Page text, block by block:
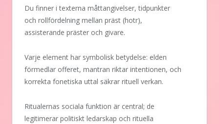
Du finner i texterna måttangivelser, tidpunkter
och rollfördelning mellan präst (hotr),
assisterande präster och givare.
Varje element har symbolisk betydelse: elden
förmedlar offeret, mantran riktar intentionen, och
korrekta fonetiska uttal säkrar rituell verkan.
Ritualernas sociala funktion är central; de
legitimerar politiskt ledarskap och rituella